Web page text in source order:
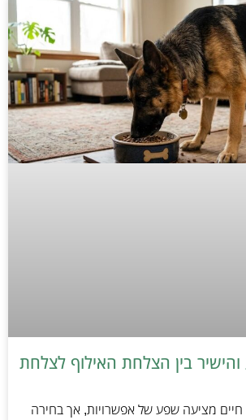
בין הצלחת האילוף לצלחת
חיים מציעה שפע של אפשרויות, אך בחירה